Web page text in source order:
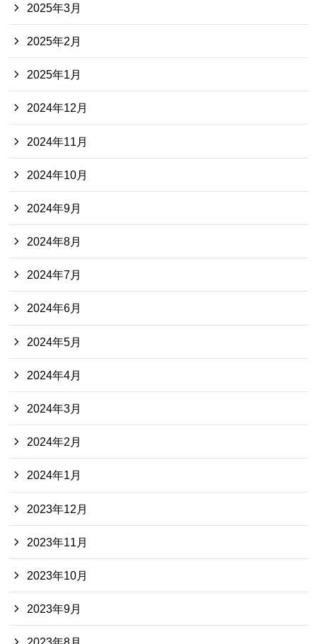
2025年3月
2025年2月
2025年1月
2024年12月
2024年11月
2024年10月
2024年9月
2024年8月
2024年7月
2024年6月
2024年5月
2024年4月
2024年3月
2024年2月
2024年1月
2023年12月
2023年11月
2023年10月
2023年9月